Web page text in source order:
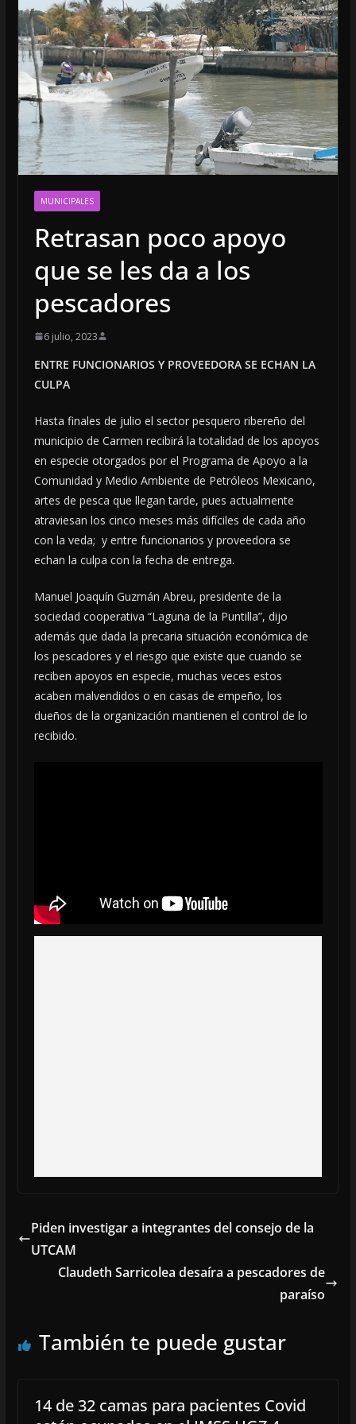
MUNICIPALES
Retrasan poco apoyo
que se les da a los
pescadores
6 julio, 2023
ENTRE FUNCIONARIOS Y PROVEEDORA SE ECHAN LA
CULPA
Hasta finales de julio el sector pesquero ribereño del
municipio de Carmen recibirá la totalidad de los apoyos
en especie otorgados por el Programa de Apoyo a la
Comunidad y Medio Ambiente de Petróleos Mexicano,
artes de pesca que llegan tarde, pues actualmente
atraviesan los cinco meses más difíciles de cada año
con la veda; y entre funcionarios y proveedora se
echan la culpa con la fecha de entrega.
Manuel Joaquín Guzmán Abreu, presidente de la
sociedad cooperativa “Laguna de la Puntilla”, dijo
además que dada la precaria situación económica de
los pescadores y el riesgo que existe que cuando se
reciben apoyos en especie, muchas veces estos
acaben malvendidos o en casas de empeño, los
dueños de la organización mantienen el control de lo
recibido.
Piden investigar a integrantes del consejo de la
UTCAM
Claudeth Sarricolea desaíra a pescadores de
paraíso
También te puede gustar
14 de 32 camas para pacientes Covid